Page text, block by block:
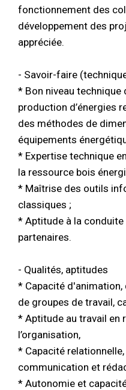
fonctionnement des
développement des
appréciée.
- Savoir-faire
* Bon niveau
production d’énergies
des méthodes de
équipements
* Expertise technique
la ressource bois
* Maîtrise des outils
classiques ;
* Aptitude à la
partenaires.
- Qualités, aptitudes
* Capacité
de groupes de travail,
* Aptitude au travail en
l’organisation,
* Capacité relationnelle,
communication et
* Autonomie et